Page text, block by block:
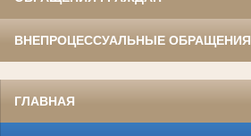
ВНЕПРОЦЕССУАЛЬНЫЕ ОБРАЩЕНИЯ
ГЛАВНАЯ